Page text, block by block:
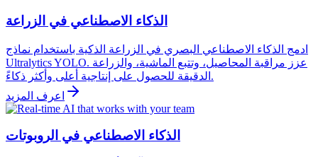
الذكاء الاصطناعي في الزراعة
ادمج الذكاء الاصطناعي البصري في الزراعة الذكية باستخدام نماذج
Ultralytics YOLO. عزز مراقبة المحاصيل، وتتبع الماشية، والزراعة
الدقيقة للحصول على إنتاجية أعلى وأكثر ذكاءً.
اعرف المزيد
الذكاء الاصطناعي في الروبوتات